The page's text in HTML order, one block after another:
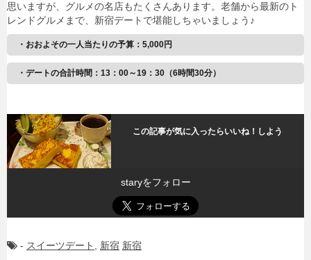
思いますが、グルメの名店もたくさんあります。老舗から最新のト
レンドグルメまで、新宿デートで堪能しちゃいましょう♪
・おおよその一人当たりの予算：5,000円
・デートの合計時間：13：00～19：30（6時間30分）
この記事が気に入ったらいいね！しよう
staryをフォロー
- スイーツデート 新宿 新宿